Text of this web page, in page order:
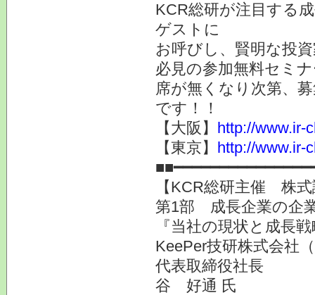
KCR総研が注目する
ゲストに
お呼びし、賢明な投
必見の参加無料セミ
席が無くなり次第、
です！！
【大阪】 http://www.ir-
【東京】 http://www.ir-
【KCR総研主催 株
第1部 成長企業の企
『当社の現状と成長
KeePer技研株式会社
代表取締役社長
谷 好通 氏